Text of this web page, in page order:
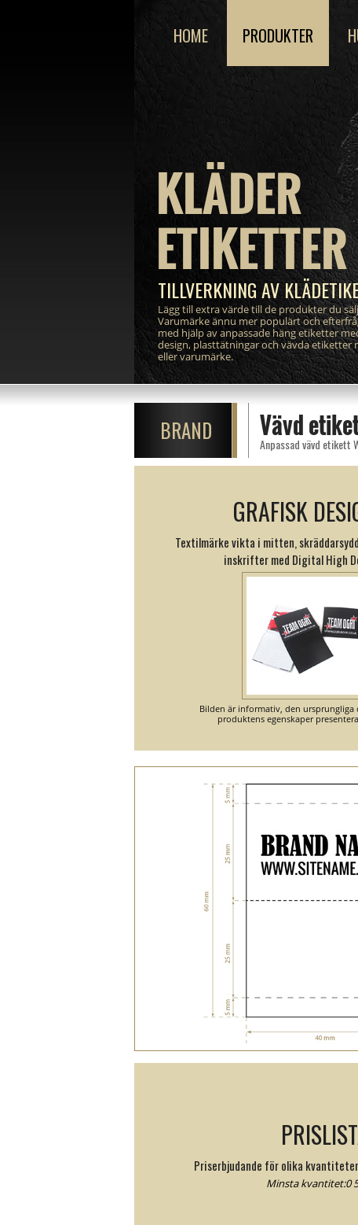
KLÄDER
ETIKETTER
TILLVERKNING AV
Lägg till extra värde till de produkter du
Varumärke ännu mer populärt och
med hjälp av anpassade häng etiketter
design, plasttätningar och vävda etiketter
eller varumärke.
HOME PRODUKTER
BRAND Vävd
Anpassad vävd etikett
GRAFISK
Textilmärke vikta i mitten,
inskrifter med Digital High
Bilden är informativ, den ursprungliga
produktens egenskaper
Priserbjudande för olika
Minsta kvantitet:0